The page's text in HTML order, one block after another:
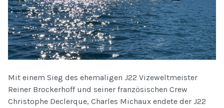
Mit einem Sieg des ehemaligen J22 Vizeweltmeister
Reiner Brockerhoff und seiner französischen Crew
Christophe Declerque, Charles Michaux endete der J22